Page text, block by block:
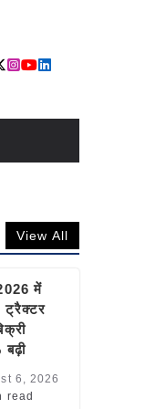
View All
में
ट्रैक्टर
6, 2026
read